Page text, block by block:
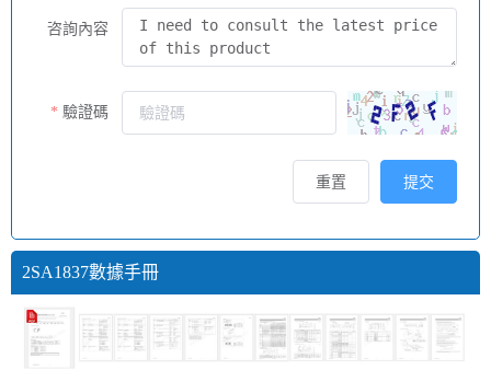
咨詢內容
驗證碼
提交
重置
2SA1837數據手冊